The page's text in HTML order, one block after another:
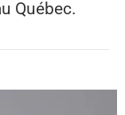
Québec.